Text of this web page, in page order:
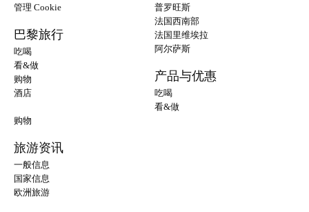
管理 Cookie
巴黎旅行
吃喝
看&做
购物
酒店
普罗旺斯
法国西南部
法国里维埃拉
阿尔萨斯
产品与优惠
吃喝
看&做
购物
旅游资讯
一般信息
国家信息
欧洲旅游